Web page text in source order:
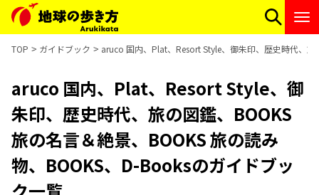
TOP ガイドブック aruco 国内、Plat、Resort Style、御朱印、歴史時代、
aruco 国内、Plat、Resort Style、御
朱印、歴史時代、旅の図鑑、BOOKS
旅の名言＆絶景、BOOKS 旅の読み
物、BOOKS、D-Booksのガイドブッ